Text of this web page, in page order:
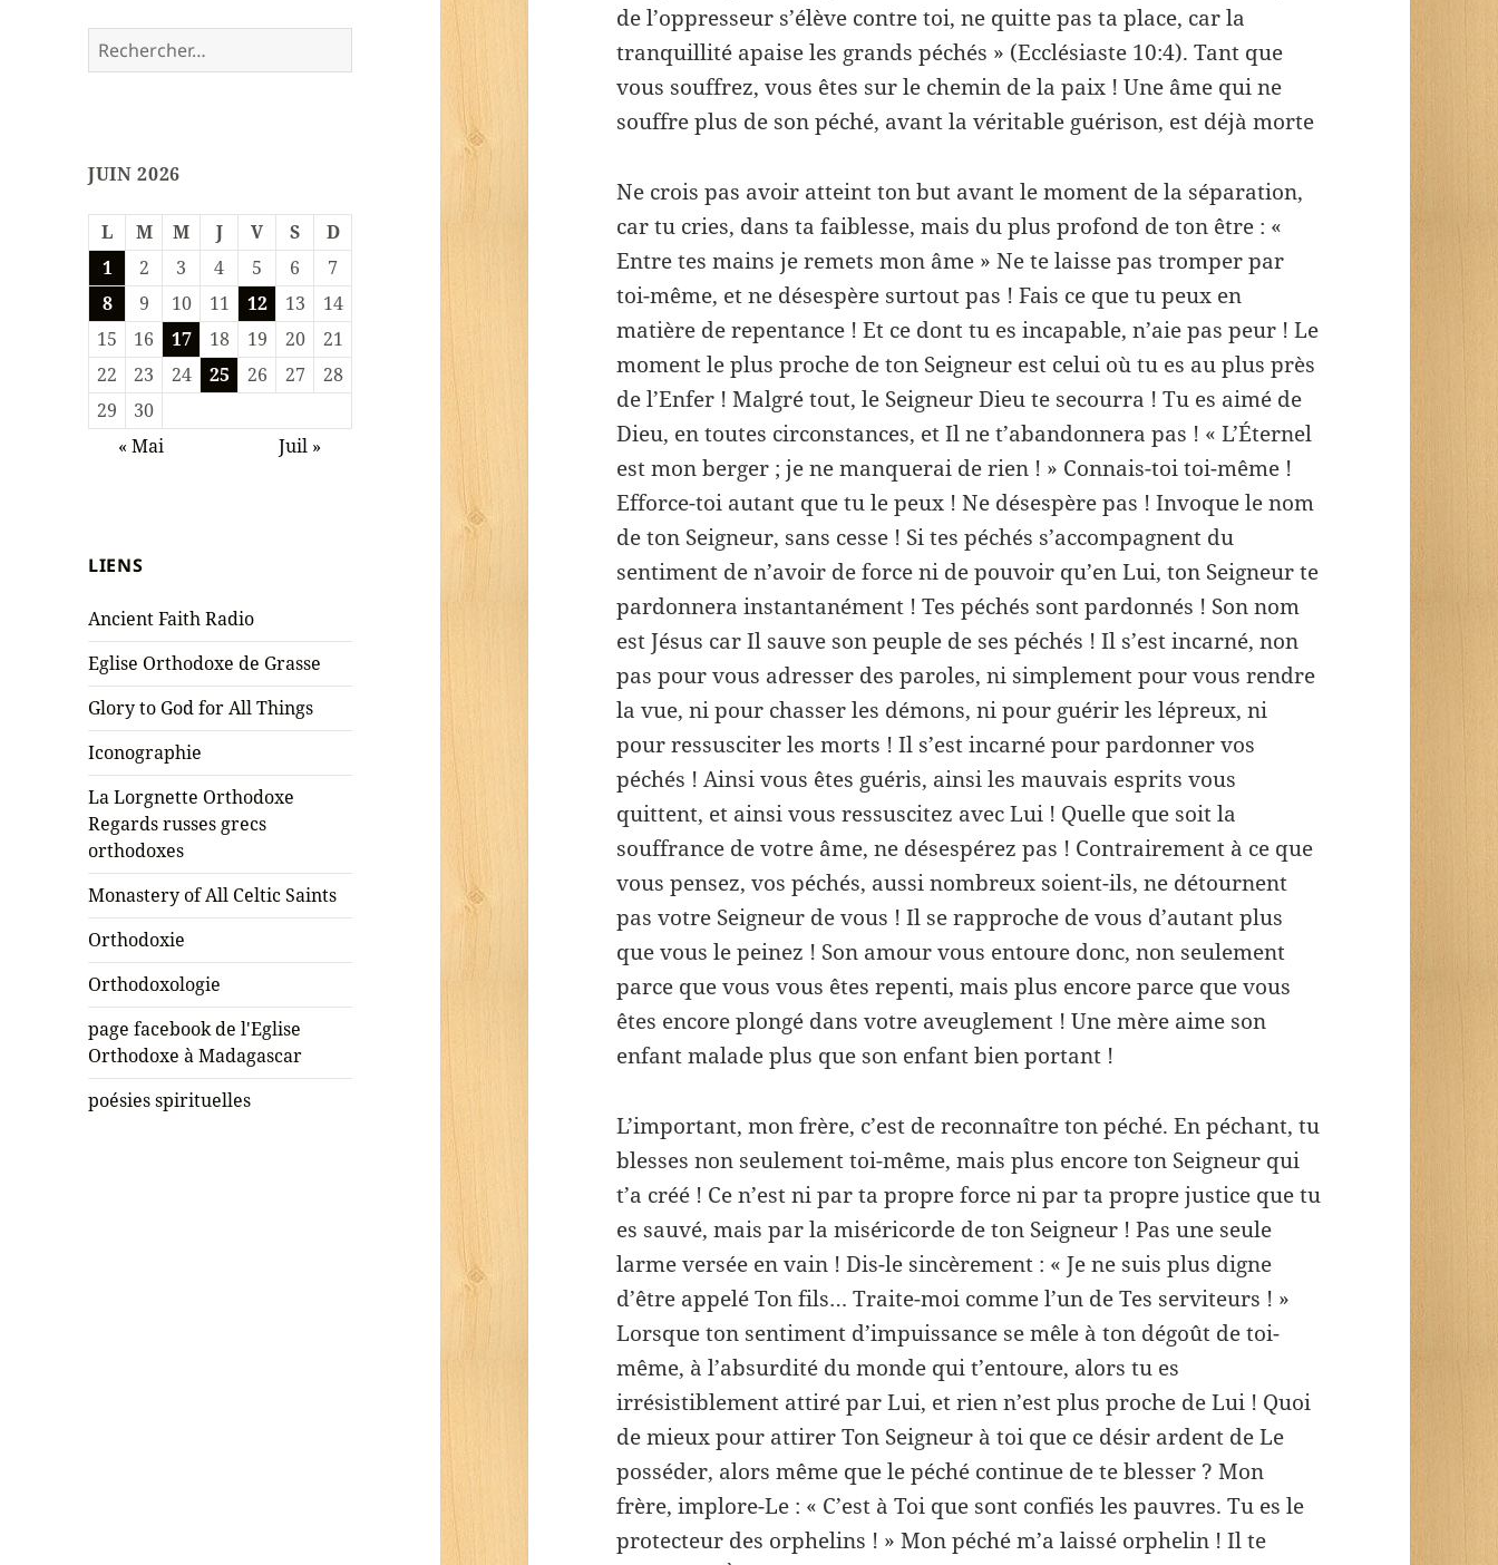
Rechercher :
JUIN 2026
L M M J V S
D
1
2 3 4 5 6
7
8
9 10 11 12 13
14
15
16 17 18 19 20
21
22
23 24 25 26 27
28
29
30
« Mai
Juil »
LIENS
Ancient Faith Radio
Eglise Orthodoxe de Grasse
Glory to God for All Things
Iconographie
La Lorgnette Orthodoxe
Regards russes grecs
orthodoxes
Monastery of All Celtic Saints
Orthodoxie
Orthodoxologie
page facebook de l'Eglise
Orthodoxe à Madagascar
poésies spirituelles
de l’oppresseur s’élève contre toi, ne quitte pas ta place, car la
tranquillité apaise les grands péchés » (Ecclésiaste 10:4). Tant que
vous souffrez, vous êtes sur le chemin de la paix ! Une âme qui ne
souffre plus de son péché, avant la véritable guérison, est déjà morte
Ne crois pas avoir atteint ton but avant le moment de la séparation,
car tu cries, dans ta faiblesse, mais du plus profond de ton être : «
Entre tes mains je remets mon âme » Ne te laisse pas tromper par
toi-même, et ne désespère surtout pas ! Fais ce que tu peux en
matière de repentance ! Et ce dont tu es incapable, n’aie pas peur ! Le
moment le plus proche de ton Seigneur est celui où tu es au plus près
de l’Enfer ! Malgré tout, le Seigneur Dieu te secourra ! Tu es aimé de
Dieu, en toutes circonstances, et Il ne t’abandonnera pas ! « L’Éternel
est mon berger ; je ne manquerai de rien ! » Connais-toi toi-même !
Efforce-toi autant que tu le peux ! Ne désespère pas ! Invoque le nom
de ton Seigneur, sans cesse ! Si tes péchés s’accompagnent du
sentiment de n’avoir de force ni de pouvoir qu’en Lui, ton Seigneur te
pardonnera instantanément ! Tes péchés sont pardonnés ! Son nom
est Jésus car Il sauve son peuple de ses péchés ! Il s’est incarné, non
pas pour vous adresser des paroles, ni simplement pour vous rendre
la vue, ni pour chasser les démons, ni pour guérir les lépreux, ni
pour ressusciter les morts ! Il s’est incarné pour pardonner vos
péchés ! Ainsi vous êtes guéris, ainsi les mauvais esprits vous
quittent, et ainsi vous ressuscitez avec Lui ! Quelle que soit la
souffrance de votre âme, ne désespérez pas ! Contrairement à ce que
vous pensez, vos péchés, aussi nombreux soient-ils, ne détournent
pas votre Seigneur de vous ! Il se rapproche de vous d’autant plus
que vous le peinez ! Son amour vous entoure donc, non seulement
parce que vous vous êtes repenti, mais plus encore parce que vous
êtes encore plongé dans votre aveuglement ! Une mère aime son
enfant malade plus que son enfant bien portant !
L’important, mon frère, c’est de reconnaître ton péché. En péchant, tu
blesses non seulement toi-même, mais plus encore ton Seigneur qui
t’a créé ! Ce n’est ni par ta propre force ni par ta propre justice que tu
es sauvé, mais par la miséricorde de ton Seigneur ! Pas une seule
larme versée en vain ! Dis-le sincèrement : « Je ne suis plus digne
d’être appelé Ton fils… Traite-moi comme l’un de Tes serviteurs ! »
Lorsque ton sentiment d’impuissance se mêle à ton dégoût de toi-
même, à l’absurdité du monde qui t’entoure, alors tu es
irrésistiblement attiré par Lui, et rien n’est plus proche de Lui ! Quoi
de mieux pour attirer Ton Seigneur à toi que ce désir ardent de Le
posséder, alors même que le péché continue de te blesser ? Mon
frère, implore-Le : « C’est à Toi que sont confiés les pauvres. Tu es le
protecteur des orphelins ! » Mon péché m’a laissé orphelin ! Il te